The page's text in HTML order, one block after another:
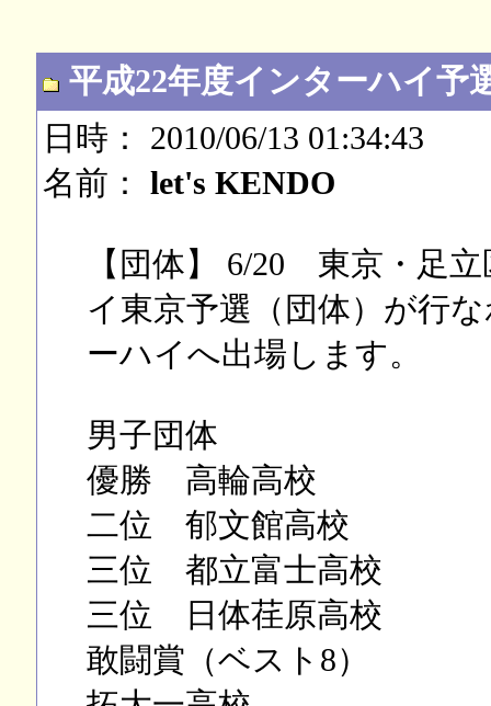
平成22年度インターハイ予
日時： 2010/06/13 01:34:43
名前： let's KENDO
【団体】 6/20 東京・足
イ東京予選（団体）が行
ーハイへ出場します。
男子団体
優勝 高輪高校
二位 郁文館高校
三位 都立富士高校
三位 日体荏原高校
敢闘賞（ベスト8）